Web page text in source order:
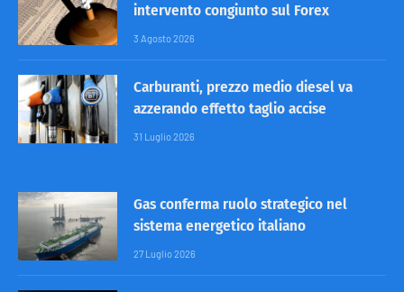
intervento congiunto sul Forex
3 Agosto 2026
Carburanti, prezzo medio diesel va
azzerando effetto taglio accise
31 Luglio 2026
Gas conferma ruolo strategico nel
sistema energetico italiano
27 Luglio 2026